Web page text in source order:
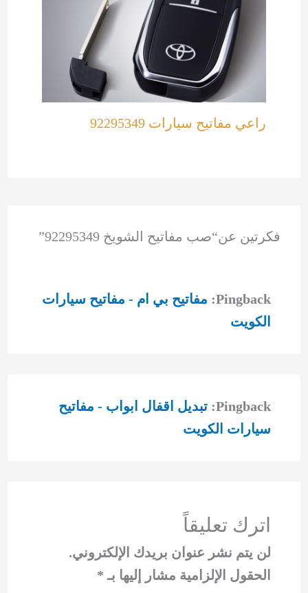
راعي مفاتيح سيارات 92295349
فكرتين عن“صب مفاتيح الشويخ 92295349”
Pingback:
مفاتيح بي ام - مفاتيح سيارات
الكويت
Pingback: تبديل اقفال ابواب - مفاتيح
سيارات الكويت
اترك تعليقاً
لن يتم نشر عنوان بريدك الإلكتروني.
الحقول الإلزامية مشار إليها بـ *